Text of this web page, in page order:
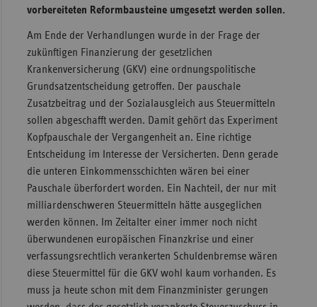
vorbereiteten Reformbausteine umgesetzt werden sollen.
Am Ende der Verhandlungen wurde in der Frage der
zukünftigen Finanzierung der gesetzlichen
Krankenversicherung (GKV) eine ordnungspolitische
Grundsatzentscheidung getroffen. Der pauschale
Zusatzbeitrag und der Sozialausgleich aus Steuermitteln
sollen abgeschafft werden. Damit gehört das Experiment
Kopfpauschale der Vergangenheit an. Eine richtige
Entscheidung im Interesse der Versicherten. Denn gerade
die unteren Einkommensschichten wären bei einer
Pauschale überfordert worden. Ein Nachteil, der nur mit
milliardenschweren Steuermitteln hätte ausgeglichen
werden können. Im Zeitalter einer immer noch nicht
überwundenen europäischen Finanzkrise und einer
verfassungsrechtlich verankerten Schuldenbremse wären
diese Steuermittel für die GKV wohl kaum vorhanden. Es
muss ja heute schon mit dem Finanzminister gerungen